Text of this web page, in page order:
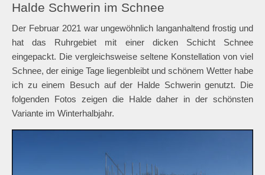
Halde Schwerin im Schnee
Der Februar 2021 war ungewöhnlich langanhaltend frostig und
hat das Ruhrgebiet mit einer dicken Schicht Schnee
eingepackt. Die vergleichsweise seltene Konstellation von viel
Schnee, der einige Tage liegenbleibt und schönem Wetter habe
ich zu einem Besuch auf der Halde Schwerin genutzt. Die
folgenden Fotos zeigen die Halde daher in der schönsten
Variante im Winterhalbjahr.